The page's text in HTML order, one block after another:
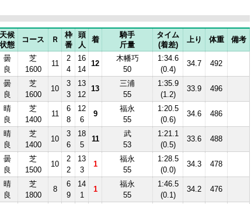
天候
状態
コース Ｒ
枠
番
頭
人
着
騎手
斤量
タイム
(着差)
上り 体重 備考
曇
良
芝
1600
11
2
4
16
14
12
木幡巧
50
1:34.6
(0.4)
34.7 492
曇
良
芝
1600
10
3
3
13
12
13
三浦
55
1:35.9
(1.2)
33.9 496
晴
良
芝
1400
11
6
8
12
6
9
福永
55
1:20.5
(0.6)
34.6 486
晴
良
芝
1400
10
3
6
18
5
11
武
53
1:21.1
(0.5)
33.6 488
曇
良
芝
1500
10
2
2
13
3
1
福永
55
1:28.5
(0.0)
34.3 478
晴
良
芝
1800
8
6
9
14
1
1
福永
55
1:46.5
(0.1)
34.2 476